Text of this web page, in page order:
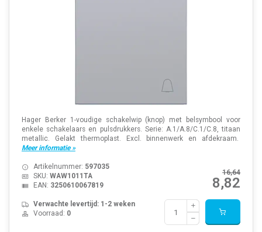
Hager Berker 1-voudige schakelwip (knop) met belsymbool voor
enkele schakelaars en pulsdrukkers. Serie: A.1/A.8/C.1/C.8, titaan
metallic. Gelakt thermoplast. Excl. binnenwerk en afdekraam.
Meer informatie »
16,64
8,82
Artikelnummer: 597035
SKU: WAW1011TA
EAN: 3250610067819
Verwachte levertijd: 1-2 weken
Voorraad: 0